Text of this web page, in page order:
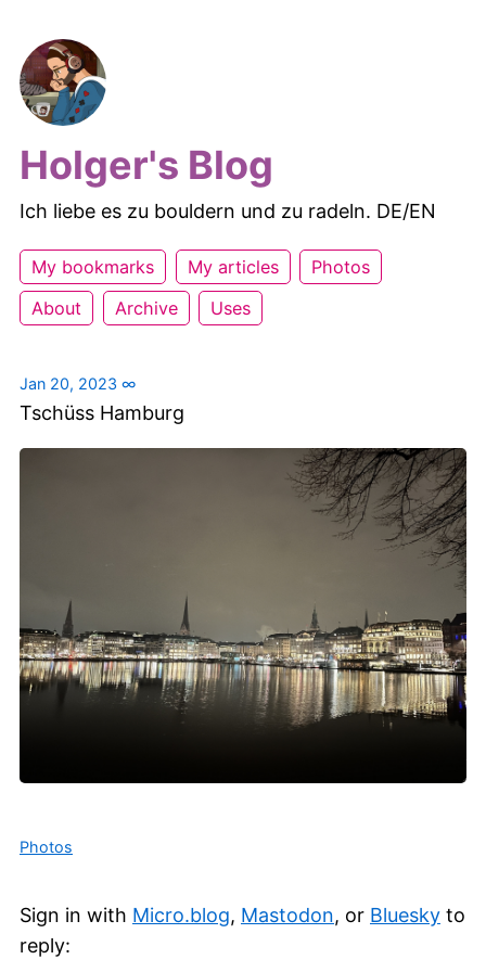
Holger's Blog
Ich liebe es zu bouldern und zu radeln. DE/EN
My bookmarks My articles
Photos
About
Archive Uses
Jan 20, 2023 ∞
Tschüss Hamburg
Photos
Sign in with Micro.blog, Mastodon, or Bluesky to
reply: